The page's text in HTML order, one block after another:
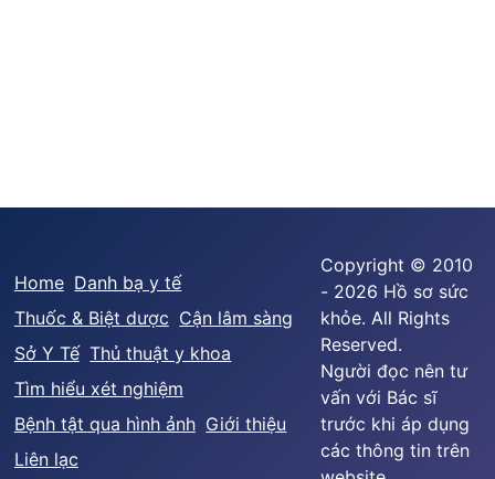
Home Danh bạ y tế
Thuốc & Biệt dược Cận lâm sàng
Sở Y Tế Thủ thuật y khoa
Tìm hiểu xét nghiệm
Bệnh tật qua hình ảnh Giới thiệu
Liên lạc
Copyright © 2010
- 2026 Hồ sơ sức
khỏe. All Rights
Reserved.
Người đọc nên tư
vấn với Bác sĩ
trước khi áp dụng
các thông tin trên